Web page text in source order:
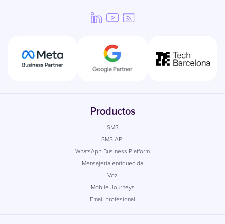
Productos
SMS
SMS API
WhatsApp Business Platform
Mensajería enriquecida
Voz
Mobile Journeys
Email profesional